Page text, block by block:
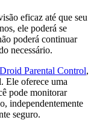
eficaz até que seu
ele poderá se
poderá continuar
necessário.
Parental Control,
Ele oferece uma
pode monitorar
independentemente
seguro.